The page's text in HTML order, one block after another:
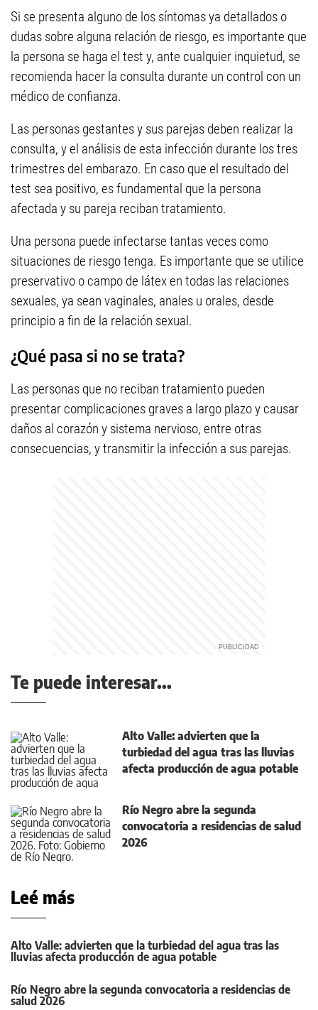
Si se presenta alguno de los síntomas ya detallados o
dudas sobre alguna relación de riesgo, es importante que
la persona se haga el test y, ante cualquier inquietud, se
recomienda hacer la consulta durante un control con un
médico de confianza.
Las personas gestantes y sus parejas deben realizar la
consulta, y el análisis de esta infección durante los tres
trimestres del embarazo. En caso que el resultado del
test sea positivo, es fundamental que la persona
afectada y su pareja reciban tratamiento.
Una persona puede infectarse tantas veces como
situaciones de riesgo tenga. Es importante que se utilice
preservativo o campo de látex en todas las relaciones
sexuales, ya sean vaginales, anales u orales, desde
principio a fin de la relación sexual.
¿Qué pasa si no se trata?
Las personas que no reciban tratamiento pueden
presentar complicaciones graves a largo plazo y causar
daños al corazón y sistema nervioso, entre otras
consecuencias, y transmitir la infección a sus parejas.
Te puede interesar...
Alto Valle: advierten que la
turbiedad del agua tras las lluvias
afecta producción de agua potable
Río Negro abre la segunda
convocatoria a residencias de salud
2026
Leé más
Alto Valle: advierten que la turbiedad del agua tras las
lluvias afecta producción de agua potable
Río Negro abre la segunda convocatoria a residencias de
salud 2026